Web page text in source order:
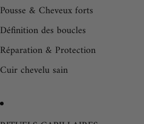
Pousse & Cheveux forts
Définition des boucles
Réparation & Protection
Cuir chevelu sain